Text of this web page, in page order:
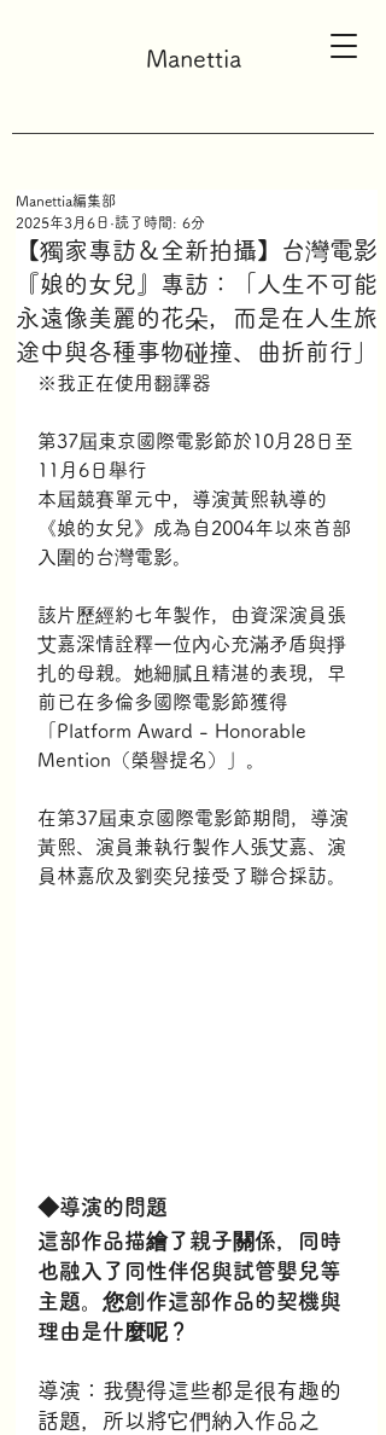
Manettia
【獨家專訪＆全新拍攝】台灣電影
『娘的女兒』專訪：「人生不可能
永遠像美麗的花朵，而是在人生旅
途中與各種事物碰撞、曲折前行」
Manettia編集部
2025年3月6日 読了時間: 6分
※我正在使用翻譯器
第37屆東京國際電影節於10月28日至
11月6日舉行
本屆競賽單元中，導演黃熙執導的
《娘的女兒》成為自2004年以來首部
入圍的台灣電影。
該片歷經約七年製作，由資深演員張
艾嘉深情詮釋一位內心充滿矛盾與掙
扎的母親。她細膩且精湛的表現，早
前已在多倫多國際電影節獲得
「Platform Award - Honorable
Mention（榮譽提名）」。
在第37屆東京國際電影節期間，導演
黃熙、演員兼執行製作人張艾嘉、演
員林嘉欣及劉奕兒接受了聯合採訪。
◆導演的問題
這部作品描繪了親子關係，同時
也融入了同性伴侶與試管嬰兒等
主題。您創作這部作品的契機與
理由是什麼呢？
導演：我覺得這些都是很有趣的
話題，所以將它們納入作品之